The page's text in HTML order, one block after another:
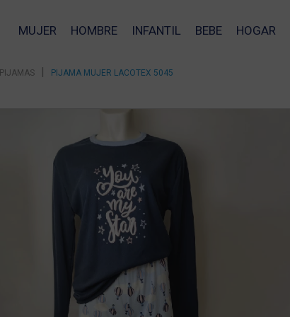
MUJER HOMBRE INFANTIL BEBE HOGAR
PIJAMAS | PIJAMA MUJER LACOTEX 5045